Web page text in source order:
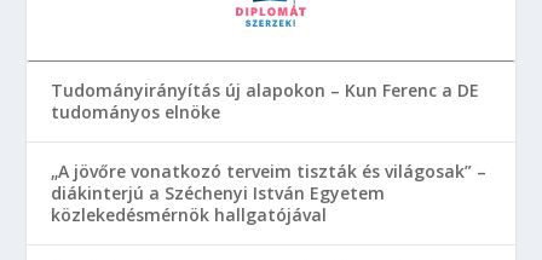
Tudományirányítás új alapokon – Kun Ferenc a DE
tudományos elnöke
„A jövőre vonatkozó terveim tiszták és világosak” –
diákinterjú a Széchenyi István Egyetem
közlekedésmérnök hallgatójával